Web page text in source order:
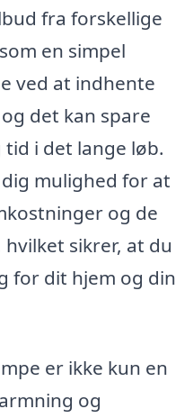
fra forskellige
en simpel
ved at indhente
det kan spare
i det lange løb.
mulighed for at
og de
sikrer, at du
for dit hjem og din
er ikke kun en
og